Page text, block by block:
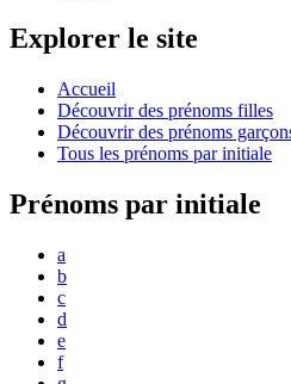
Explorer le site
Accueil
Découvrir des prénoms filles
Découvrir des prénoms
Tous les prénoms par initiale
Prénoms par initiale
a
b
c
d
e
f